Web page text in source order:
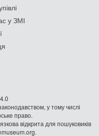
у ЗМІ
у тому числі
право.
відкрита для пошуковиків